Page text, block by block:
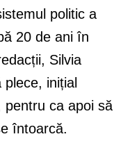
politic a
20 de ani în
Silvia
inițial
pentru ca apoi să
întoarcă.